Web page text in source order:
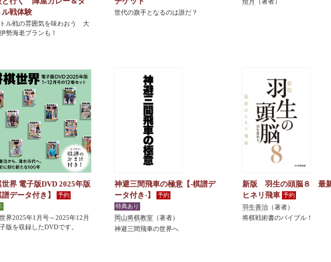
ル戦体験
ル戦の雰囲気を味わおう 大
勢海老プランも！
世代の旗手となるのは誰だ？
界 電子版DVD 2025年版
譜データ付き】
界2025年1月号～2025年12月
版を収録したDVDです。
神避三間飛車の極意【-棋譜デ
ータ付き-】
岡山将棋教室 （著者）
神避三間飛車の世界へ
新版 羽生の頭脳８ 最
ヒネリ飛車
羽生善治 （著者）
将棋戦術書のバイブル！